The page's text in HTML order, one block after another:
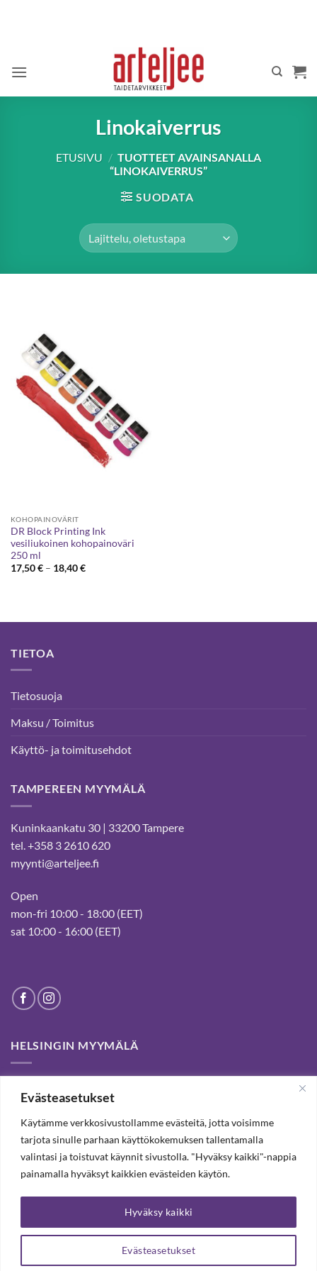
Evästeasetukset
Käytämme verkkosivustollamme evästeitä, jotta voisimme
tarjota sinulle parhaan käyttökokemuksen tallentamalla
valintasi ja toistuvat käynnit sivustolla. "Hyväksy kaikki"-nappia
painamalla hyväksyt kaikkien evästeiden käytön.
Evästeasetukset
Hyväksy kaikki
Linokaiverrus
ETUSIVU / TUOTTEET AVAINSANALLA
“LINOKAIVERRUS”
SUODATA
KOHOPAINOVÄRIT
DR Block Printing Ink
vesiliukoinen kohopainoväri
250 ml
17,50€ – 18,40€Hintaluokka:
TIETOA
Tietosuoja
Maksu / Toimitus
Käyttö- ja toimitusehdot
TAMPEREEN MYYMÄLÄ
Kuninkaankatu 30 | 33200 Tampere
tel. +358 3 2610 620
myynti@arteljee.fi
Open
mon-fri 10:00 - 18:00 (EET)
sat 10:00 - 16:00 (EET)
HELSINGIN MYYMÄLÄ
customers for passed years and welcome you to our Tampere
shop and webstore.
TILAA UUTISKIRJE, SAAT 20% ALENNUKSEN
TILAA UUTISKIRJEEMME